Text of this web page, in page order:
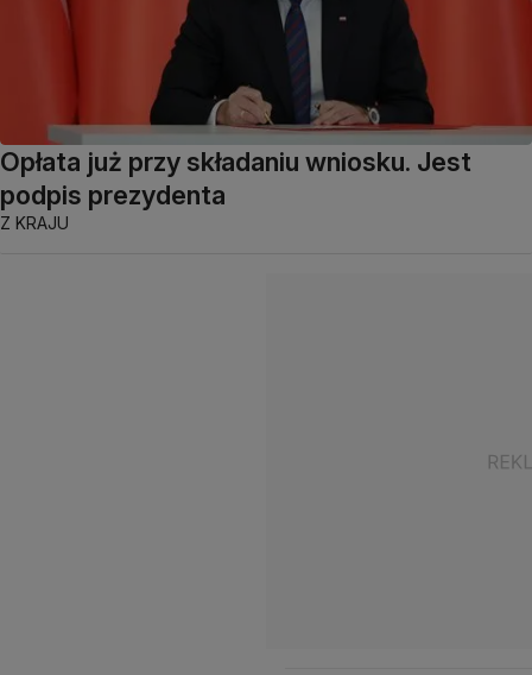
Opłata już przy składaniu wniosku. Jest
podpis prezydenta
Z KRAJU